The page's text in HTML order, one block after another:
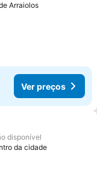
Arraiolos
Ver preços
favoritos
disponível
da cidade